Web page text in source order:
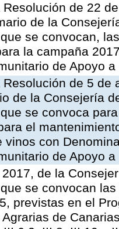
de 22
de la
se convocan,
la campaña
de Apoyo
de 5
de la Consejería
se convoca
el
vinos con
de Apoyo
de la
se convocan
previstas en el
de